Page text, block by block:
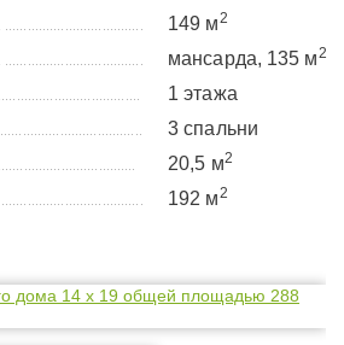
149 м2
мансарда, 135 м2
1 этажа
3 спальни
20,5 м2
192 м2